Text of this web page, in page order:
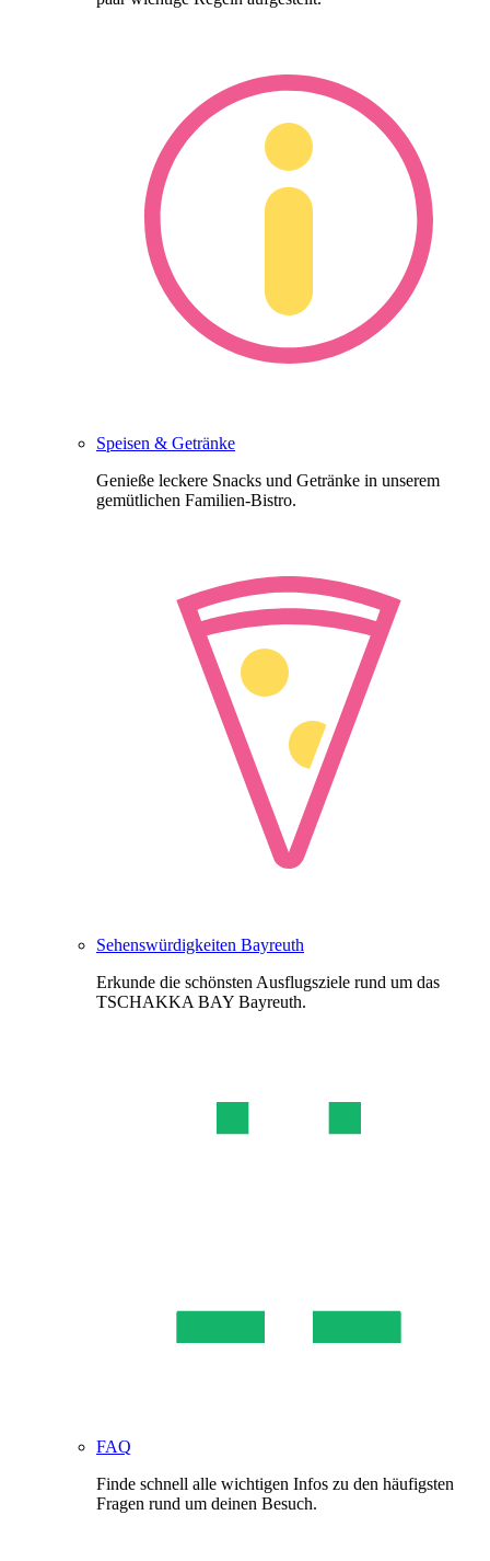
Speisen & Getränke
Genieße leckere Snacks und Getränke in unserem
gemütlichen Familien-Bistro.
Sehenswürdigkeiten Bayreuth
Erkunde die schönsten Ausflugsziele rund um das
TSCHAKKA BAY Bayreuth.
FAQ
Finde schnell alle wichtigen Infos zu den häufigsten
Fragen rund um deinen Besuch.